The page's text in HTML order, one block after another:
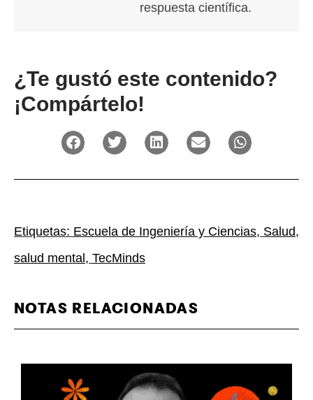
respuesta científica.
¿Te gustó este contenido?
¡Compártelo!
Etiquetas: Escuela de Ingeniería y Ciencias, Salud,
salud mental , TecMinds
NOTAS RELACIONADAS